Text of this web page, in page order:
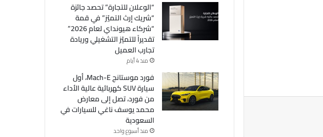
“الوعلان للتجارة” تحصد جائزة
“شريك إرث التميّز” في قمة
“شركاء هيونداي لعام 2026”
تقديراً للتميّز التشغيلي وريادة
تجارب العميل
منذ 4 أيام
فورد موستانج Mach-E، أول
سيارة SUV كهربائية عالية الأداء
من فورد، تصل إلى معارض
محمد يوسف ناغي للسيارات في
السعودية
منذ أسبوع واحد